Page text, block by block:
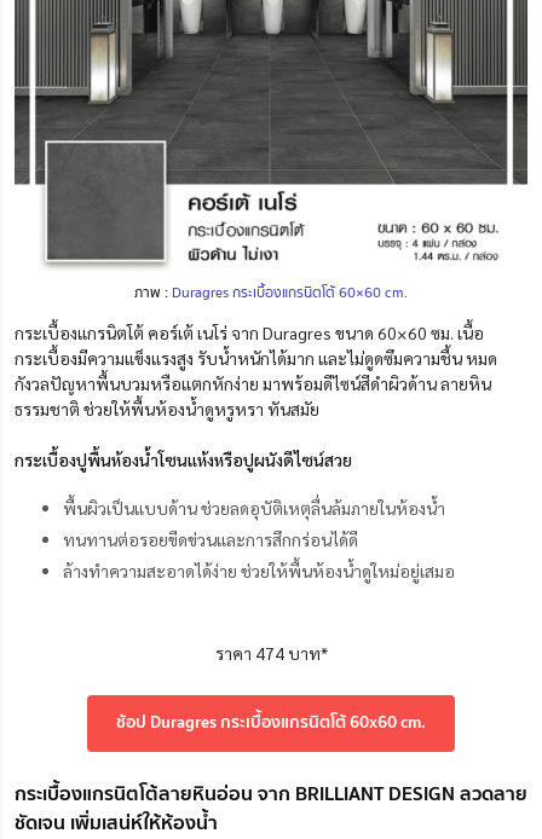
ภาพ : Duragres กระเบื้องแกรนิตโต้ 60×60 cm.
กระเบื้องแกรนิตโต้ คอร์เต้ เนโร่ จาก Duragres ขนาด 60×60 ซม. เนื้อ
กระเบื้องมีความแข็งแรงสูง รับน้ำหนักได้มาก และไม่ดูดซึมความชื้น หมด
กังวลปัญหาพื้นบวมหรือแตกหักง่าย มาพร้อมดีไซน์สีดำผิวด้าน ลายหิน
ธรรมชาติ ช่วยให้พื้นห้องน้ำดูหรูหรา ทันสมัย
กระเบื้องปูพื้นห้องน้ำโซนแห้งหรือปูผนังดีไซน์สวย
พื้นผิวเป็นแบบด้าน ช่วยลดอุบัติเหตุลื่นล้มภายในห้องน้ำ
ทนทานต่อรอยขีดข่วนและการสึกกร่อนได้ดี
ล้างทำความสะอาดได้ง่าย ช่วยให้พื้นห้องน้ำดูใหม่อยู่เสมอ
ราคา 474 บาท*
ช้อป Duragres กระเบื้องแกรนิตโต้ 60x60 cm.
กระเบื้องแกรนิตโต้ลายหินอ่อน จาก BRILLIANT DESIGN ลวดลาย
ชัดเจน เพิ่มเสน่ห์ให้ห้องน้ำ